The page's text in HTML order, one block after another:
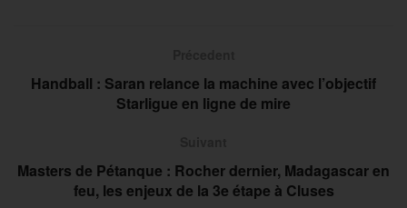
Handball : Saran relance la machine avec l’objectif
Starligue en ligne de mire
Masters de Pétanque : Rocher dernier, Madagascar en
feu, les enjeux de la 3e étape à Cluses